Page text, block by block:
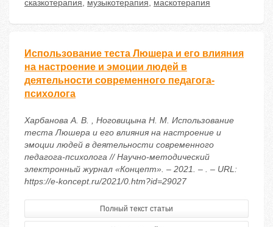
сказкотерапия, музыкотерапия, маскотерапия
Использование теста Люшера и его влияния
на настроение и эмоции людей в
деятельности современного педагога-
психолога
Харбанова А. В. , Ноговицына Н. М. Использование
теста Люшера и его влияния на настроение и
эмоции людей в деятельности современного
педагога-психолога // Научно-методический
электронный журнал «Концепт». – 2021. – . – URL:
https://e-koncept.ru/2021/0.htm?id=29027
Полный текст статьи